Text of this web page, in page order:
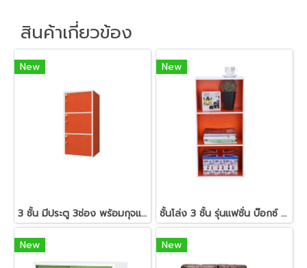
สินค้าเกี่ยวข้อง
New
3 ชั้น มีประตู 3ช่อง พร้อมกุจแจล็อค (สอบถามราคา)
New
ชั้นโล่ง 3 ชั้น รุ่นแฟชั่น บ๊อกซ์ (สอบถามราคา)
New New